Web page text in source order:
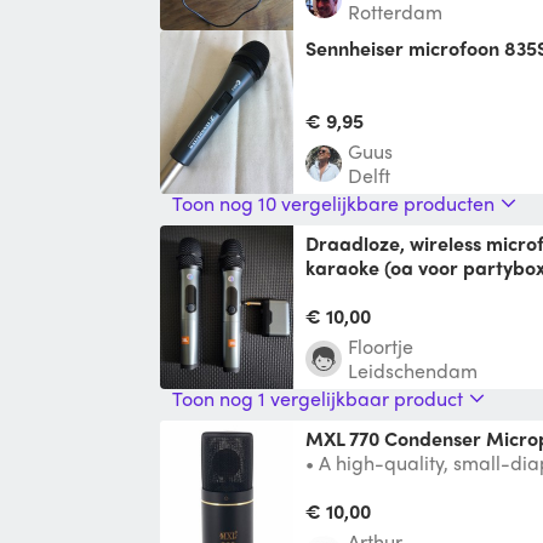
Rotterdam
Sennheiser microfoon
€ 9,95
Guus
Delft
Toon nog 10 vergelijkbare producten
Draadloze, wireless microfoon JBL set 2 stuks /
karaoke (oa voor
dongle. Geschikt voor oa
€ 10,00
Floortje
Leidschendam
Toon nog 1 vergelijkbaar product
MXL 770 Condenser
• A high-quality, small-
bass response
€ 10,00